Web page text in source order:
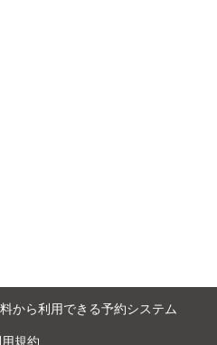
から利用できる予約システム
規約